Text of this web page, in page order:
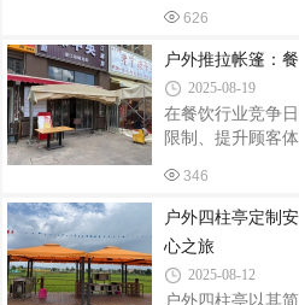
径、竹林、流水
文从定制设计、
护，系统解析四
制设计：功能与
间：采用直径3-4
造私密茶歇区；
亭，结合石凳与
功能；湖畔景观
化：柱距比例：
626
户外推拉帐篷：
2025-08-19
在餐饮行业竞争
限制、提升顾客
业拓展经营场景
能。灵活拓展空
限于固定面积，
户外推拉帐篷可
区域扩展至数十
346
户外四柱亭定制
心之旅
2025-08-12
户外四柱亭以其